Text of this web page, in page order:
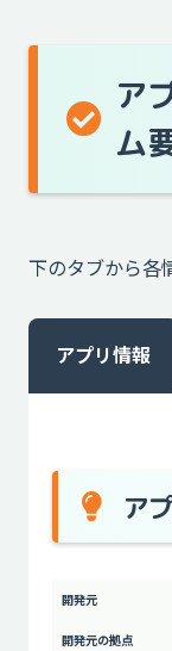
ア
ム
下のタブから各
アプリ情報
ア
開発元
開発元の拠点